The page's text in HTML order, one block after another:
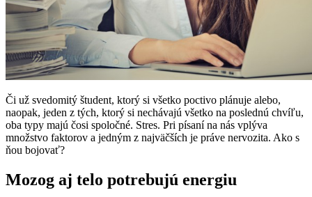
Či už svedomitý študent, ktorý si všetko poctivo plánuje alebo,
naopak, jeden z tých, ktorý si nechávajú všetko na poslednú chvíľu,
oba typy majú čosi spoločné. Stres. Pri písaní na nás vplýva
množstvo faktorov a jedným z najväčších je práve nervozita. Ako s
ňou bojovať?
Mozog aj telo potrebujú energiu